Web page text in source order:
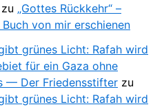
zu „Gottes Rückkehr“ –
Buch von mir erschienen
grünes Licht: Rafah wird
für ein Gaza ohne
— Der Friedensstifter zu
grünes Licht: Rafah wird